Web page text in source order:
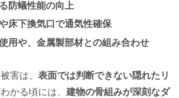
防蟻性能の向上
床下換気口で通気性確保
用や、金属製部材との組み合わせ
害は、 表面では判断できない隠れたリ
かる頃には、 建物の骨組みが深刻なダ